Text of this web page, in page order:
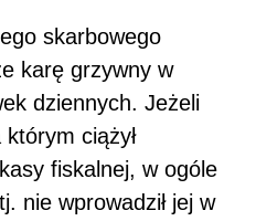
skarbowego
karę grzywny w
dziennych. Jeżeli
ciążył
fiskalnej, w ogóle
nie wprowadził jej w